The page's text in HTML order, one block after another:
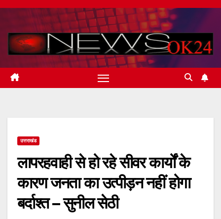
Skip
content
उत्तराखंड
लापरहवाही से हो रहे सीवर कार्यों के
कारण जनता का उत्पीड़न नहीं होगा
बर्दाश्त – सुनील सेठी